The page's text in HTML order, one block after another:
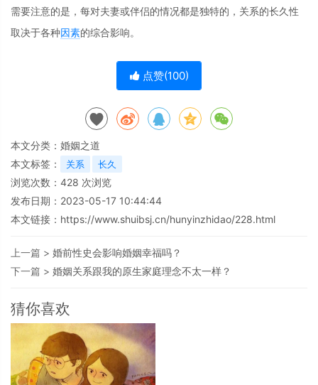
需要注意的是，每对夫妻或伴侣的情况都是独特的，关系的长久性
取决于各种因素的综合影响。
点赞(100)
本文分类： 婚姻之道
本文标签：
关系 长久
浏览次数： 428 次浏览
发布日期：2023-05-17 10:44:44
本文链接： https://www.shuibsj.cn/hunyinzhidao/228.html
上一篇 > 婚前性史会影响婚姻幸福吗？
下一篇 > 婚姻关系跟我的原生家庭理念不太一样？
猜你喜欢